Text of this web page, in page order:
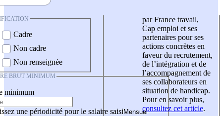
Cadre
Non cadre
Non renseignée
BRUT MINIMUM
minimum
une périodicité pour le salaire saisi
par France travail,
Cap emploi et ses
partenaires pour ses
actions concrètes en
faveur du recrutement,
de l’intégration et de
l’accompagnement de
ses collaborateurs en
situation de handicap.
Pour en savoir plus,
consultez cet article.